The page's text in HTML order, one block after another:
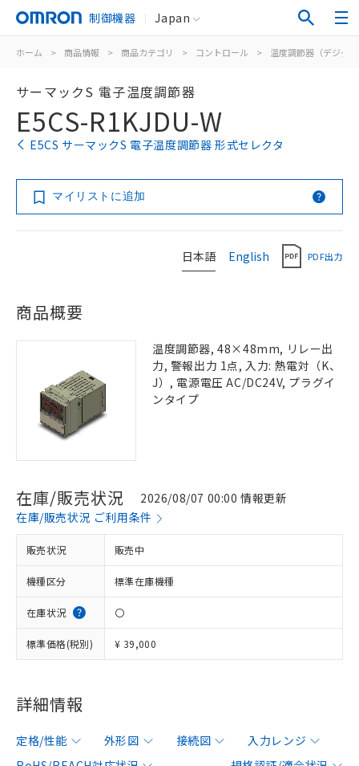
制御機器 Japan
ホーム > 商品情報 > 商品カテゴリ > コントロール > 温度調節器（デジタ
サーマックS 電子温度調節器
E5CS-R1KJDU-W
E5CS サーマックS 電子温度調節器 形式セレクタ
マイリストに追加
日本語 English PDF出力
商品概要
温度調節器, 48×48mm, リレー出
力, 警報出力 1点, 入力: 熱電対（K、
J）, 電源電圧 AC/DC24V, プラグイ
ンタイプ
在庫/販売状況
2026/08/07 00:00 情報更新
在庫/販売状況 ご利用条件
販売状況 販売中
機種区分 標準在庫機種
在庫状況 〇
標準価格(税別) ¥ 39,000
詳細情報
定格/性能 外形図 接続図
入力レンジ